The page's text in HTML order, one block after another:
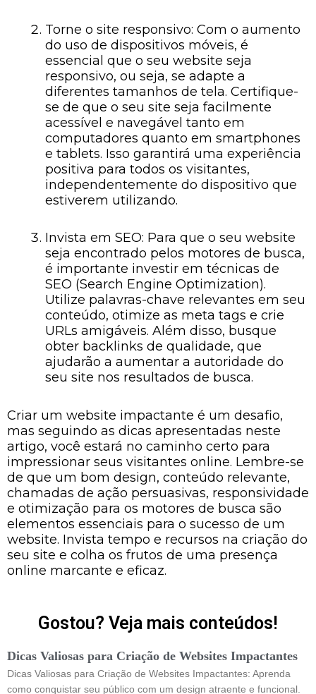
Torne o site responsivo: Com o aumento
do uso de dispositivos móveis, é
essencial que o seu website seja
responsivo, ou seja, se adapte a
diferentes tamanhos de tela. Certifique-
se de que o seu site seja facilmente
acessível e navegável tanto em
computadores quanto em smartphones
e tablets. Isso garantirá uma experiência
positiva para todos os visitantes,
independentemente do dispositivo que
estiverem utilizando.
Invista em SEO: Para que o seu website
seja encontrado pelos motores de busca,
é importante investir em técnicas de
SEO (Search Engine Optimization).
Utilize palavras-chave relevantes em seu
conteúdo, otimize as meta tags e crie
URLs amigáveis. Além disso, busque
obter backlinks de qualidade, que
ajudarão a aumentar a autoridade do
seu site nos resultados de busca.
Criar um website impactante é um desafio,
mas seguindo as dicas apresentadas neste
artigo, você estará no caminho certo para
impressionar seus visitantes online. Lembre-se
de que um bom design, conteúdo relevante,
chamadas de ação persuasivas, responsividade
e otimização para os motores de busca são
elementos essenciais para o sucesso de um
website. Invista tempo e recursos na criação do
seu site e colha os frutos de uma presença
online marcante e eficaz.
Gostou? Veja mais conteúdos!
Dicas Valiosas para Criação de Websites Impactantes
Dicas Valiosas para Criação de Websites Impactantes: Aprenda
como conquistar seu público com um design atraente e funcional.